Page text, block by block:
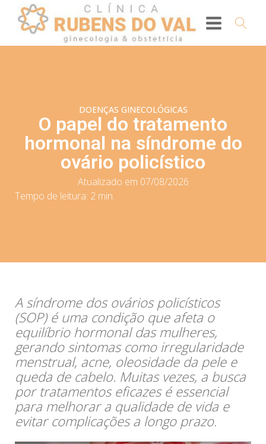
DOENÇAS GINECOLÓGICAS
O papel do tratamento
hormonal na síndrome do
ovário policístico
Atualizado em 07/08/2026
Tempo de leitura: 2 min.
A síndrome dos ovários policísticos
(SOP) é uma condição que afeta o
equilíbrio hormonal das mulheres,
gerando sintomas como irregularidade
menstrual, acne, oleosidade da pele e
queda de cabelo. Muitas vezes, a busca
por tratamentos eficazes é essencial
para melhorar a qualidade de vida e
evitar complicações a longo prazo.